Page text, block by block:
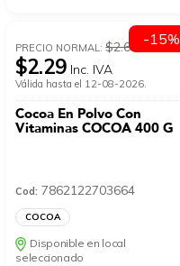
PRECIO NORMAL:$2.69
$2.29 Inc. IVA
Válida hasta el 12-08-2026.
Cocoa En Polvo Con
Vitaminas COCOA 400 G
Cod: 7862122703664
COCOA
Disponible en local
seleccionado
-15%